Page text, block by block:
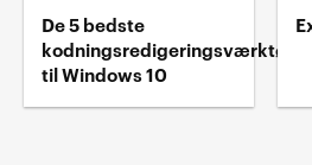
De 5 bedste
kodningsredigeringsværktøj
til Windows 10